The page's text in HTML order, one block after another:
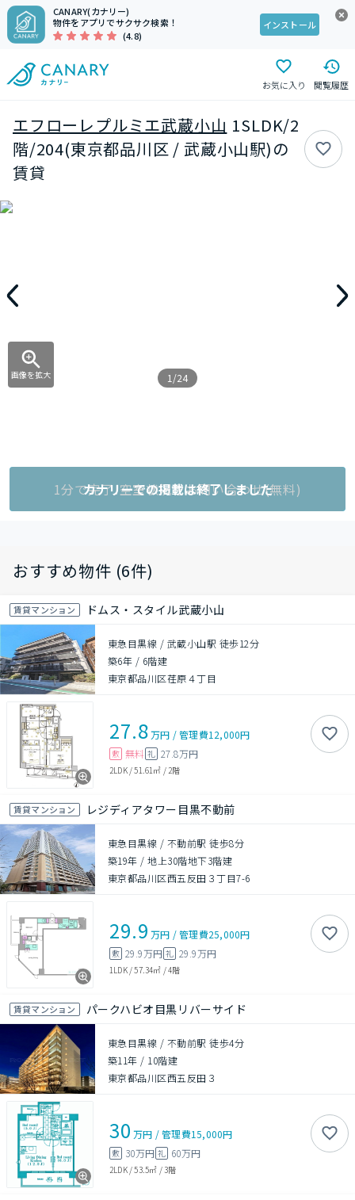
CANARY(カナリー)
物件をアプリでサクサク検索！
(4.8)
インストール
お気に入り 閲覧履歴
エフローレプルミエ武蔵小山 1SLDK/2
階/204(東京都品川区 / 武蔵小山駅)の
賃貸
画像を拡大 1/24
1分で完了!空室状況をお問い合わせ(無料)
カナリーでの掲載は終了しました
おすすめ物件 (6件)
賃貸マンション ドムス・スタイル武蔵小山
東急目黒線 / 武蔵小山駅 徒歩12分
築6年 / 6階建
東京都品川区荏原４丁目
27.8万円 /管理費12,000円
敷 無料 礼 27.8万円
2LDK/51.61㎡ / 2階
賃貸マンション レジディアタワー目黒不動前
東急目黒線 / 不動前駅 徒歩8分
築19年 /地上30階地下3階建
東京都品川区西五反田３丁目7-6
29.9 万円 /管理費25,000円
敷 29.9万円 礼 29.9万円
1LDK/57.34㎡ /4階
賃貸マンション パークハビオ目黒リバーサイド
東急目黒線 / 不動前駅 徒歩4分
築11年 / 10階建
東京都品川区西五反田３
30 万円 /管理費15,000円
敷 30万円 礼 60万円
2LDK/53.5㎡ /3階